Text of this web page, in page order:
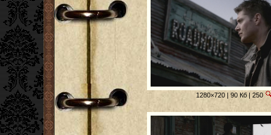
1280×720 | 90 Кб | 250